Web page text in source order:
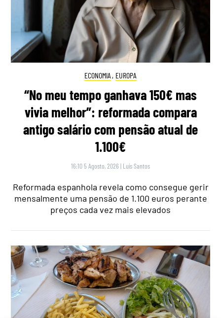
ECONOMIA , EUROPA
“No meu tempo ganhava 150€ mas
vivia melhor”: reformada compara
antigo salário com pensão atual de
1.100€
16:10 5 Agosto, 2026 | Luís Santos
Reformada espanhola revela como consegue gerir
mensalmente uma pensão de 1.100 euros perante
preços cada vez mais elevados